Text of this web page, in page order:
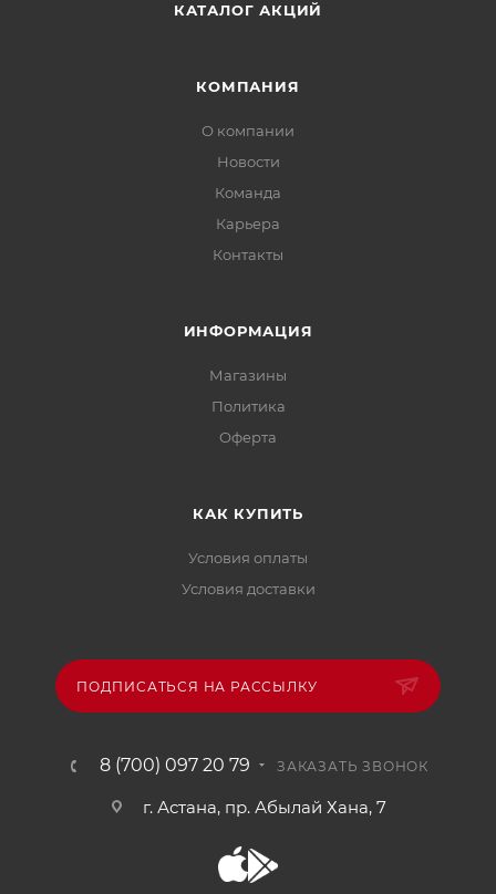
КАТАЛОГ АКЦИЙ
КОМПАНИЯ
О компании
Новости
Команда
Карьера
Контакты
ИНФОРМАЦИЯ
Магазины
Политика
Офертa
КАК КУПИТЬ
Условия оплаты
Условия доставки
ПОДПИСАТЬСЯ НА РАССЫЛКУ
8 (700) 097 20 79 ЗАКАЗАТЬ ЗВОНОК
г. Астана, пр. Абылай Хана, 7